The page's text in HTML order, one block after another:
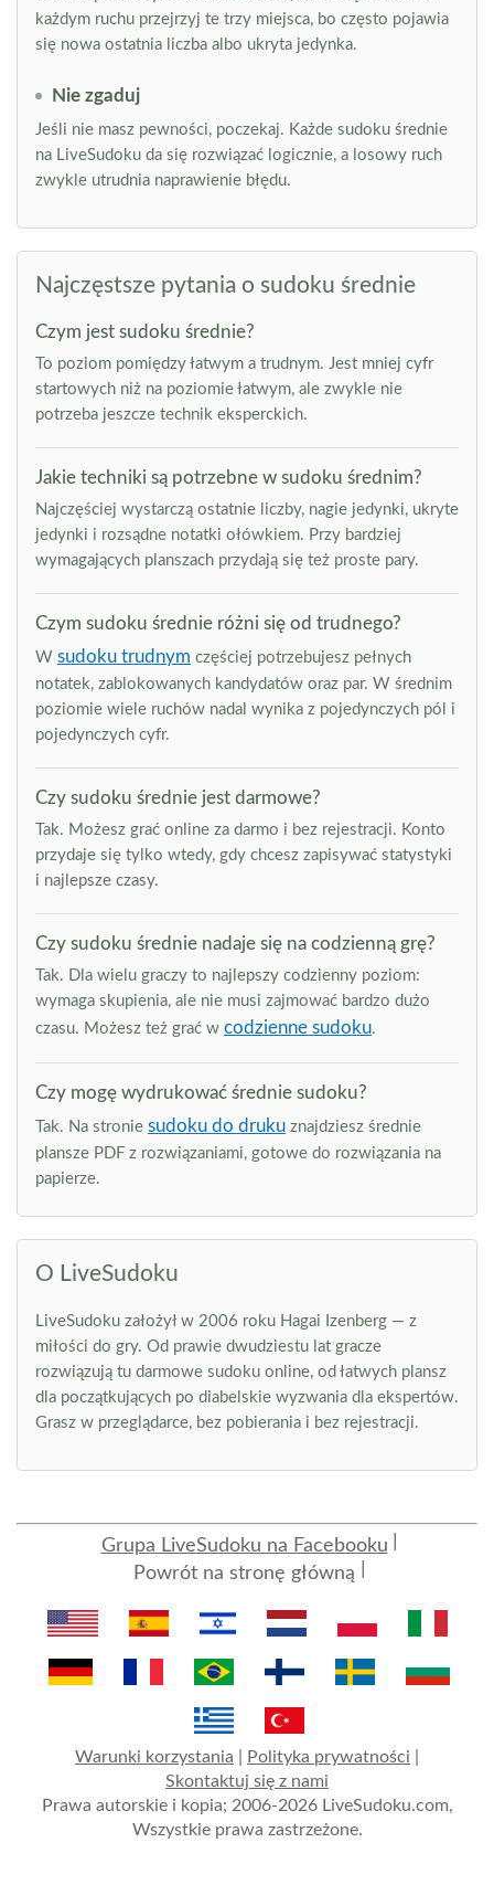
każdym ruchu przejrzyj te trzy miejsca, bo często pojawia
się nowa ostatnia liczba albo ukryta jedynka.
Nie zgaduj
Jeśli nie masz pewności, poczekaj. Każde sudoku średnie
na LiveSudoku da się rozwiązać logicznie, a losowy ruch
zwykle utrudnia naprawienie błędu.
Najczęstsze pytania o sudoku średnie
Czym jest sudoku średnie?
To poziom pomiędzy łatwym a trudnym. Jest mniej cyfr
startowych niż na poziomie łatwym, ale zwykle nie
potrzeba jeszcze technik eksperckich.
Jakie techniki są potrzebne w sudoku średnim?
Najczęściej wystarczą ostatnie liczby, nagie jedynki, ukryte
jedynki i rozsądne notatki ołówkiem. Przy bardziej
wymagających planszach przydają się też proste pary.
Czym sudoku średnie różni się od trudnego?
W sudoku trudnym częściej potrzebujesz pełnych
notatek, zablokowanych kandydatów oraz par. W średnim
poziomie wiele ruchów nadal wynika z pojedynczych pól i
pojedynczych cyfr.
Czy sudoku średnie jest darmowe?
Tak. Możesz grać online za darmo i bez rejestracji. Konto
przydaje się tylko wtedy, gdy chcesz zapisywać statystyki
i najlepsze czasy.
Czy sudoku średnie nadaje się na codzienną grę?
Tak. Dla wielu graczy to najlepszy codzienny poziom:
wymaga skupienia, ale nie musi zajmować bardzo dużo
czasu. Możesz też grać w codzienne sudoku.
Czy mogę wydrukować średnie sudoku?
Tak. Na stronie sudoku do druku znajdziesz średnie
plansze PDF z rozwiązaniami, gotowe do rozwiązania na
papierze.
O LiveSudoku
LiveSudoku założył w 2006 roku Hagai Izenberg — z
miłości do gry. Od prawie dwudziestu lat gracze
rozwiązują tu darmowe sudoku online, od łatwych plansz
dla początkujących po diabelskie wyzwania dla ekspertów.
Grasz w przeglądarce, bez pobierania i bez rejestracji.
Grupa LiveSudoku na Facebooku
Powrót na stronę główną
Warunki korzystania Polityka prywatności
Skontaktuj się z nami
Prawa autorskie i kopia; 2006-2026 LiveSudoku.com,
Wszystkie prawa zastrzeżone.